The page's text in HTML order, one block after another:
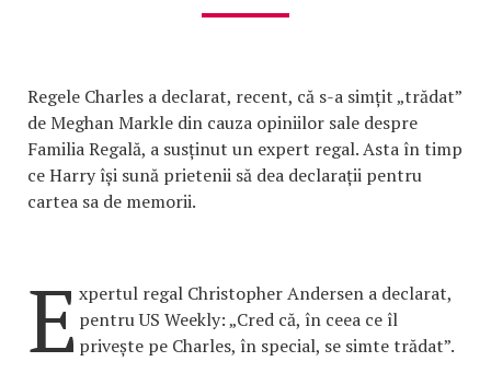
Regele Charles a declarat, recent, că s-a simțit „trădat”
de Meghan Markle din cauza opiniilor sale despre
Familia Regală, a susținut un expert regal. Asta în timp
ce Harry își sună prietenii să dea declarații pentru
cartea sa de memorii.
E xpertul regal Christopher Andersen a declarat,
pentru US Weekly: „Cred că, în ceea ce îl
privește pe Charles, în special, se simte trădat”.